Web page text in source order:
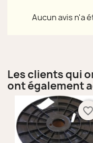
Aucun avis n'a
Les clients qui
ont également
favorite_border